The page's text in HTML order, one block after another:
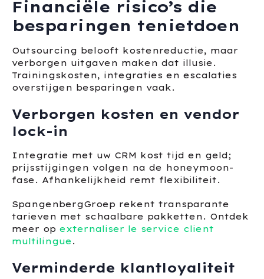
Financiële risico’s die
besparingen tenietdoen
Outsourcing belooft kostenreductie, maar
verborgen uitgaven maken dat illusie.
Trainingskosten, integraties en escalaties
overstijgen besparingen vaak.
Verborgen kosten en vendor
lock-in
Integratie met uw CRM kost tijd en geld;
prijsstijgingen volgen na de honeymoon-
fase. Afhankelijkheid remt flexibiliteit.
SpangenbergGroep rekent transparante
tarieven met schaalbare pakketten. Ontdek
meer op externaliser le service client
multilingue.
Verminderde klantloyaliteit